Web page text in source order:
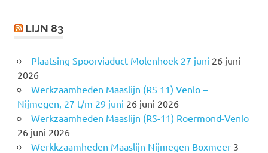
LIJN 83
Plaatsing Spoorviaduct Molenhoek 27 juni 26 juni
2026
Werkzaamheden Maaslijn (RS 11) Venlo –
Nijmegen, 27 t/m 29 juni 26 juni 2026
Werkzaamheden Maaslijn (RS-11) Roermond-Venlo
26 juni 2026
Werkkzaamheden Maaslijn Nijmegen Boxmeer 3